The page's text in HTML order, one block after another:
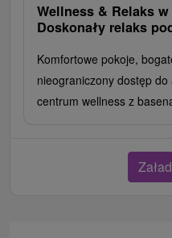
Wellness & Relaks
Doskonały relaks
Komfortowe pokoje,
nieograniczony dostęp
centrum wellness z